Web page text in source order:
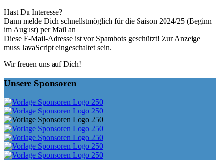
Hast Du Interesse?
Dann melde Dich schnellstmöglich für die Saison 2024/25 (Beginn
im August) per Mail an
Diese E-Mail-Adresse ist vor Spambots geschützt! Zur Anzeige
muss JavaScript eingeschaltet sein.
Wir freuen uns auf Dich!
Unsere Sponsoren